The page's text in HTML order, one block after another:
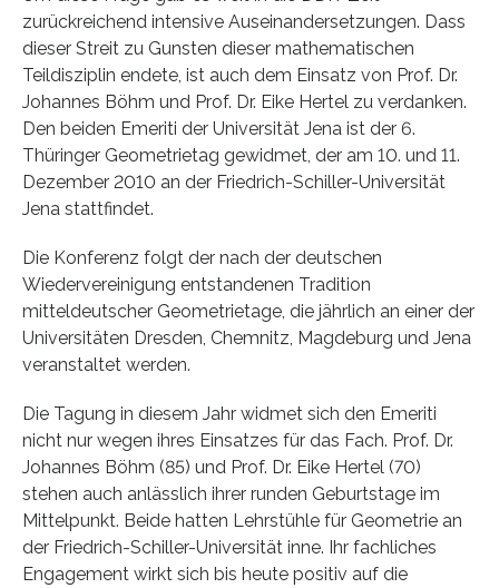
zurückreichend intensive Auseinandersetzungen. Dass
dieser Streit zu Gunsten dieser mathematischen
Teildisziplin endete, ist auch dem Einsatz von Prof. Dr.
Johannes Böhm und Prof. Dr. Eike Hertel zu verdanken.
Den beiden Emeriti der Universität Jena ist der 6.
Thüringer Geometrietag gewidmet, der am 10. und 11.
Dezember 2010 an der Friedrich-Schiller-Universität
Jena stattfindet.
Die Konferenz folgt der nach der deutschen
Wiedervereinigung entstandenen Tradition
mitteldeutscher Geometrietage, die jährlich an einer der
Universitäten Dresden, Chemnitz, Magdeburg und Jena
veranstaltet werden.
Die Tagung in diesem Jahr widmet sich den Emeriti
nicht nur wegen ihres Einsatzes für das Fach. Prof. Dr.
Johannes Böhm (85) und Prof. Dr. Eike Hertel (70)
stehen auch anlässlich ihrer runden Geburtstage im
Mittelpunkt. Beide hatten Lehrstühle für Geometrie an
der Friedrich-Schiller-Universität inne. Ihr fachliches
Engagement wirkt sich bis heute positiv auf die